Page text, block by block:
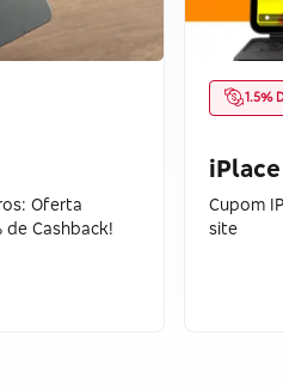
Oferta
de Cashback!
1.5%
iPlace
Cupom
site